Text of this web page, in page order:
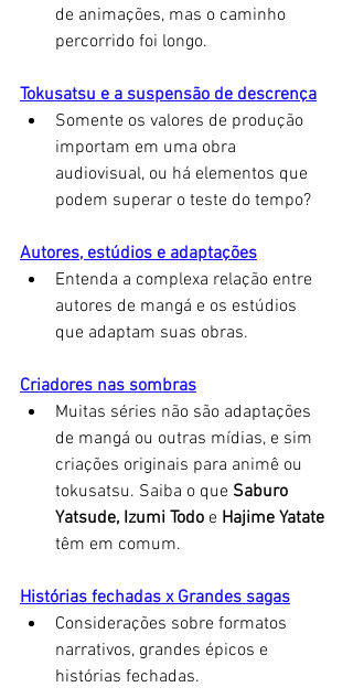
de animações, mas o caminho
percorrido foi longo.
Tokusatsu e a suspensão de descrença
Somente os valores de produção
importam em uma obra
audiovisual, ou há elementos que
podem superar o teste do tempo?
Autores, estúdios e adaptações
Entenda a complexa relação entre
autores de mangá e os estúdios
que adaptam suas obras.
Criadores nas sombras
Muitas séries não são adaptações
de mangá ou outras mídias, e sim
criações originais para animê ou
tokusatsu. Saiba o que Saburo
Yatsude, Izumi Todo e Hajime Yatate
têm em comum.
Histórias fechadas x Grandes sagas
Considerações sobre formatos
narrativos, grandes épicos e
histórias fechadas.